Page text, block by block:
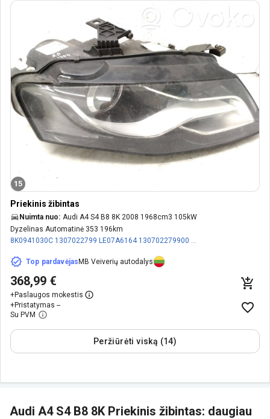
15
Priekinis žibintas
Nuimta nuo: Audi A4 S4 B8 8K 2008 1968cm3 105kW
Dyzelinas Automatinė 353 196km
8K0941030C 1307022799 LE07A6164 130702279900
Top pardavėjasMB Veiverių autodalys
368,99 €
+Paslaugos mokestis
+Pristatymas --
Su PVM
Peržiūrėti viską (14)
Audi A4 S4 B8 8K Priekinis žibintas: daugiau